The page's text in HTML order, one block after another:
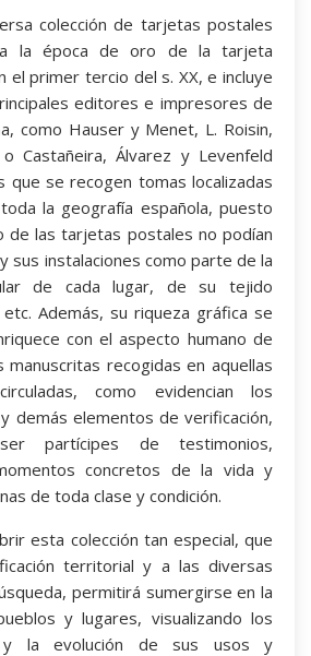
colección de tarjetas postales
la época de oro de la tarjeta
el primer tercio del s. XX, e incluye
editores e impresores de
como Hauser y Menet, L. Roisin,
Castañeira, Álvarez y Levenfeld
se recogen tomas localizadas
la geografía española, puesto
de las tarjetas postales no podían
sus instalaciones como parte de la
de cada lugar, de su tejido
etc. Además, su riqueza gráfica se
con el aspecto humano de
manuscritas recogidas en aquellas
como evidencian los
demás elementos de verificación,
partícipes de testimonios,
concretos de la vida y
de toda clase y condición.
esta colección tan especial, que
territorial y a las diversas
permitirá sumergirse en la
y lugares, visualizando los
y la evolución de sus usos y